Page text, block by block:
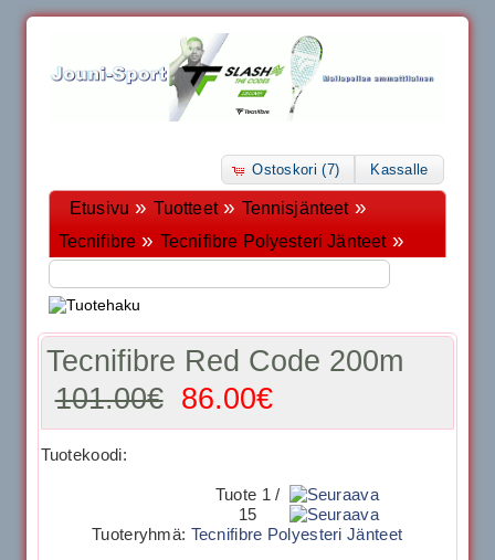
Ostoskori (7) Kassalle
Etusivu » Tuotteet» Tennisjänteet»
Tecnifibre » Tecnifibre Polyesteri Jänteet»
Tecnifibre Red Code 200m
101.00€ 86.00€
Tuotekoodi:
Tuote 1 /
15
Tuoteryhmä: Tecnifibre Polyesteri Jänteet